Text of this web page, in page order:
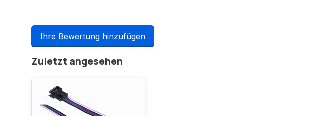
Ihre Bewertung hinzufügen
Zuletzt angesehen